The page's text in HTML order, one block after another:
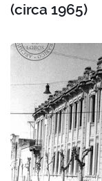
(circa 1965)